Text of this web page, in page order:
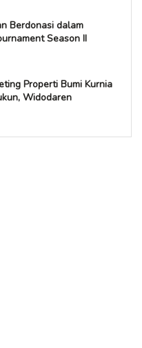
Berdonasi dalam
Season II
Properti Bumi Kurnia
Widodaren